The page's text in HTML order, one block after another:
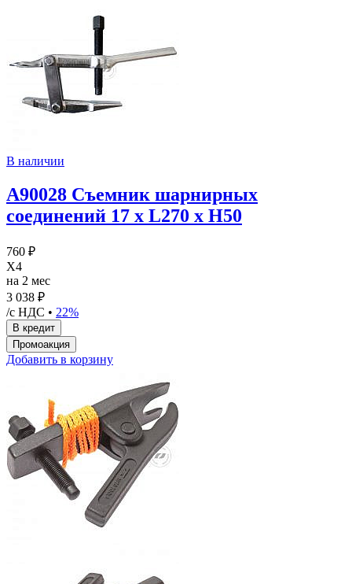
В наличии
A90028 Съемник шарнирных
соединений 17 х L270 x Н50
760 ₽
X4
на 2 мес
3 038 ₽
/с НДС • 22%
Добавить в корзину